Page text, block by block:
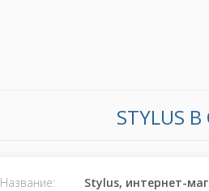
STYLUS
Название: Stylus, интернет-